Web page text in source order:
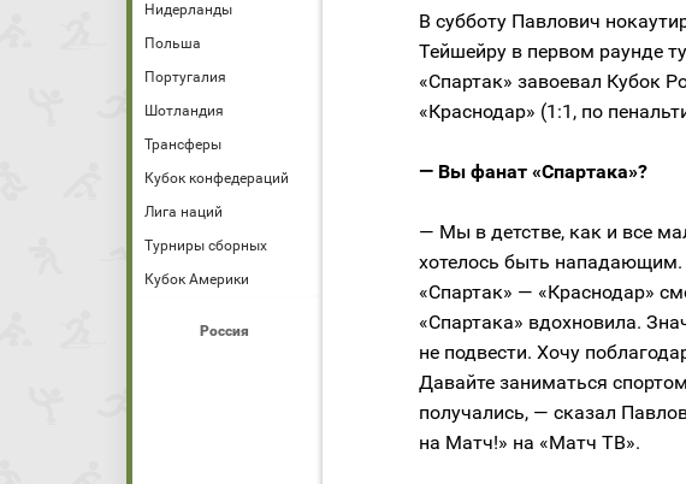
Нидерланды
Польша
Португалия
Шотландия
Трансферы
Кубок конфедераций
Лига наций
Турниры сборных
Кубок Америки
Россия
В субботу Павлович
Тейшейру в первом раунде
«Спартак» завоевал Кубок
«Краснодар» (1:1, по
— Вы фанат «Спартака»?
— Мы в детстве, как и все
хотелось быть
«Спартак» — «Краснодар»
«Спартака» вдохновила.
не подвести. Хочу
Давайте заниматься
получались, — сказал
на Матч!» на «Матч ТВ».